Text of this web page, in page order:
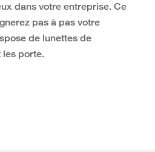
dans votre entreprise. Ce
pas à pas votre
de lunettes de
les porte.